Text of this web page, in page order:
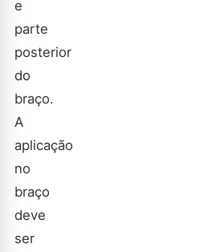
e
parte
posterior
do
braço.
A
aplicação
no
braço
deve
ser